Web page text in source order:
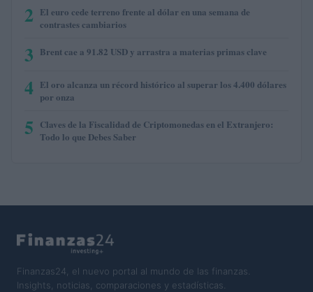
2 El euro cede terreno frente al dólar en una semana de
contrastes cambiarios
3 Brent cae a 91.82 USD y arrastra a materias primas clave
4 El oro alcanza un récord histórico al superar los 4.400 dólares
por onza
5 Claves de la Fiscalidad de Criptomonedas en el Extranjero:
Todo lo que Debes Saber
Finanzas24, el nuevo portal al mundo de las finanzas.
Insights, noticias, comparaciones y estadísticas.